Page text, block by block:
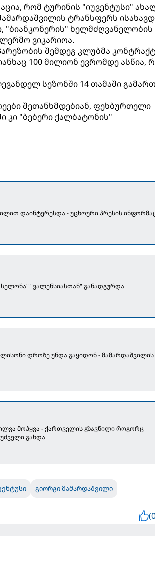
რომ ტურინის "იუვენტუსი"
ტრანსფერს
"ბიანკონერის" ხელმძღვანელობის
ვიკარიოა.
შემდეგ კლუბმა
100 მილიონ ევრომდე ასწია,
სეზონში 14 თამაში
შეთანხმდებიან, ფეხბურთელი
კი "ბებერი ქალბატონის"
დაინტერესდა - უცხოური პრესის
"ვალენსიასთან" განადგურდა
დროზე უნდა გაყიდონ - მამარდაშვილის
მოჰყვა - ქართველის გზავნილი როგორც
გახდა
გიორგი მამარდაშვილი